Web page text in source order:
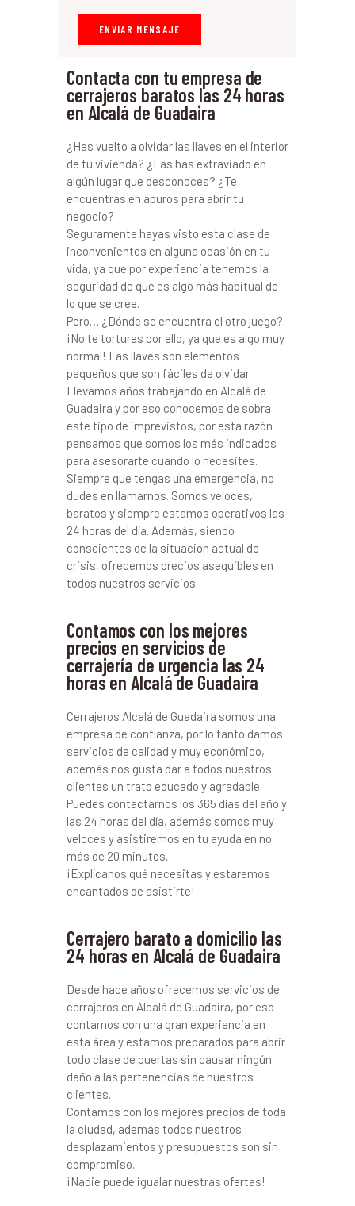
Contacta con tu empresa de
cerrajeros baratos las 24 horas
en Alcalá de Guadaira
¿Has vuelto a olvidar las llaves en el interior
de tu vivienda? ¿Las has extraviado en
algún lugar que desconoces? ¿Te
encuentras en apuros para abrir tu
negocio?
Seguramente hayas visto esta clase de
inconvenientes en alguna ocasión en tu
vida, ya que por experiencia tenemos la
seguridad de que es algo más habitual de
lo que se cree.
Pero… ¿Dónde se encuentra el otro juego?
¡No te tortures por ello, ya que es algo muy
normal! Las llaves son elementos
pequeños que son fáciles de olvidar.
Llevamos años trabajando en Alcalá de
Guadaira y por eso conocemos de sobra
este tipo de imprevistos, por esta razón
pensamos que somos los más indicados
para asesorarte cuando lo necesites.
Siempre que tengas una emergencia, no
dudes en llamarnos. Somos veloces,
baratos y siempre estamos operativos las
24 horas del día. Además, siendo
conscientes de la situación actual de
crisis, ofrecemos precios asequibles en
todos nuestros servicios.
Contamos con los mejores
precios en servicios de
cerrajería de urgencia las 24
horas en Alcalá de Guadaira
Cerrajeros Alcalá de Guadaira somos una
empresa de confianza, por lo tanto damos
servicios de calidad y muy económico,
además nos gusta dar a todos nuestros
clientes un trato educado y agradable.
Puedes contactarnos los 365 días del año y
las 24 horas del día, además somos muy
veloces y asistiremos en tu ayuda en no
más de 20 minutos.
¡Explícanos qué necesitas y estaremos
encantados de asistirte!
Cerrajero barato a domicilio las
24 horas en Alcalá de Guadaira
Desde hace años ofrecemos servicios de
cerrajeros en Alcalá de Guadaira, por eso
contamos con una gran experiencia en
esta área y estamos preparados para abrir
todo clase de puertas sin causar ningún
daño a las pertenencias de nuestros
clientes.
Contamos con los mejores precios de toda
la ciudad, además todos nuestros
desplazamientos y presupuestos son sin
compromiso.
¡Nadie puede igualar nuestras ofertas!